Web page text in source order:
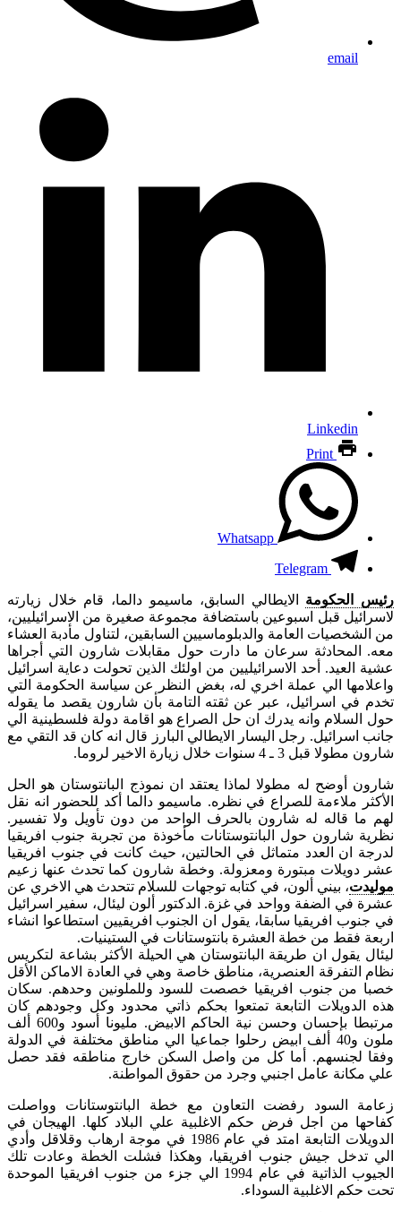
email
Linkedin
Print
Whatsapp
Telegram
رئيس الحكومة الايطالي السابق، ماسيمو دالما، قام خلال زيارته
لاسرائيل قبل اسبوعين باستضافة مجموعة صغيرة من الاسرائيليين،
من الشخصيات العامة والدبلوماسيين السابقين، لتناول مأدبة العشاء
معه. المحادثة سرعان ما دارت حول مقابلات شارون التي أجراها
عشية العيد. أحد الاسرائيليين من اولئك الذين تحولت دعاية اسرائيل
واعلامها الي عملة اخري له، بغض النظر عن سياسة الحكومة التي
تخدم في اسرائيل، عبر عن ثقته التامة بأن شارون يقصد ما يقوله
حول السلام وانه يدرك ان حل الصراع هو اقامة دولة فلسطينية الي
جانب اسرائيل. رجل اليسار الايطالي البارز قال انه كان قد التقي مع
شارون مطولا قبل 3 ـ 4 سنوات خلال زيارة الاخير لروما.
شارون أوضح له مطولا لماذا يعتقد ان نموذج البانتوستان هو الحل
الأكثر ملاءمة للصراع في نظره. ماسيمو دالما أكد للحضور انه نقل
لهم ما قاله له شارون بالحرف الواحد من دون تأويل ولا تفسير.
نظرية شارون حول البانتوستانات مأخوذة من تجربة جنوب افريقيا
لدرجة ان العدد متماثل في الحالتين، حيث كانت في جنوب افريقيا
عشر دويلات مبتورة ومعزولة. وخطة شارون كما تحدث عنها زعيم
موليدت، بيني ألون، في كتابه توجهات للسلام تتحدث هي الاخري عن
عشرة في الضفة وواحد في غزة. الدكتور ألون ليئال، سفير اسرائيل
في جنوب افريقيا سابقا، يقول ان الجنوب افريقيين استطاعوا انشاء
اربعة فقط من خطة العشرة بانتوستانات في الستينيات.
ليئال يقول ان طريقة البانتوستان هي الحيلة الأكثر بشاعة لتكريس
نظام التفرقة العنصرية، مناطق خاصة وهي في العادة الاماكن الأقل
خصبا من جنوب افريقيا خصصت للسود وللملونين وحدهم. سكان
هذه الدويلات التابعة تمتعوا بحكم ذاتي محدود وكل وجودهم كان
مرتبطا بإحسان وحسن نية الحاكم الابيض. مليونا أسود و600 ألف
ملون و40 ألف ابيض رحلوا جماعيا الي مناطق مختلفة في الدولة
وفقا لجنسهم. أما كل من واصل السكن خارج مناطقه فقد حصل
علي مكانة عامل اجنبي وجرد من حقوق المواطنة.
زعامة السود رفضت التعاون مع خطة البانتوستانات وواصلت
كفاحها من اجل فرض حكم الاغلبية علي البلاد كلها. الهيجان في
الدويلات التابعة امتد في عام 1986 في موجة ارهاب وقلاقل وأدي
الي تدخل جيش جنوب افريقيا، وهكذا فشلت الخطة وعادت تلك
الجيوب الذاتية في عام 1994 الي جزء من جنوب افريقيا الموحدة
تحت حكم الاغلبية السوداء.